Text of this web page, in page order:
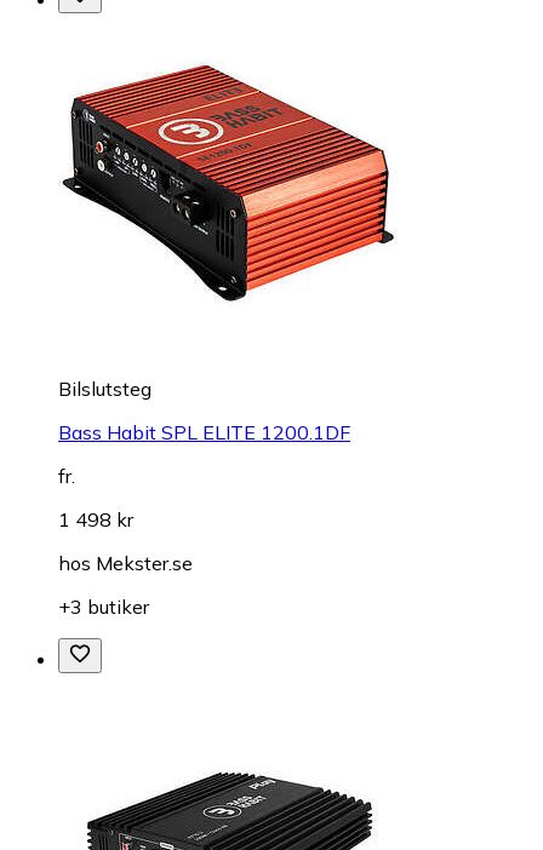
Bilslutsteg
Bass Habit SPL ELITE 1200.1DF
fr.
1 498 kr
hos Mekster.se
+3 butiker